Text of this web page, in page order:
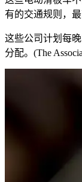
有的交通规则，
这些公司计划每
分配。(The